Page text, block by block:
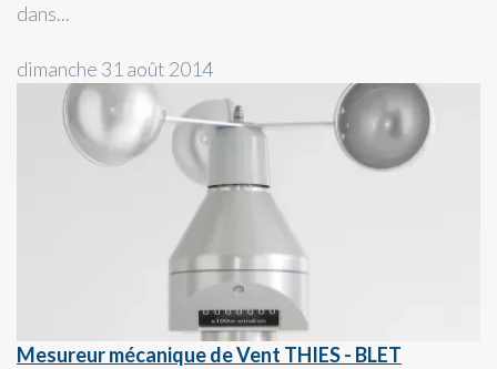
dans...
dimanche 31 août 2014
Mesureur mécanique de Vent THIES - BLET